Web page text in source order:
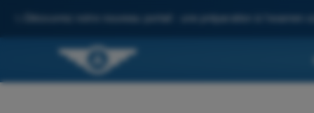
Découvrez notre nouveau portail : une préparation à l'examen